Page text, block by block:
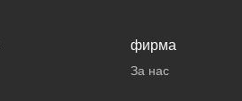
фирма
За нас